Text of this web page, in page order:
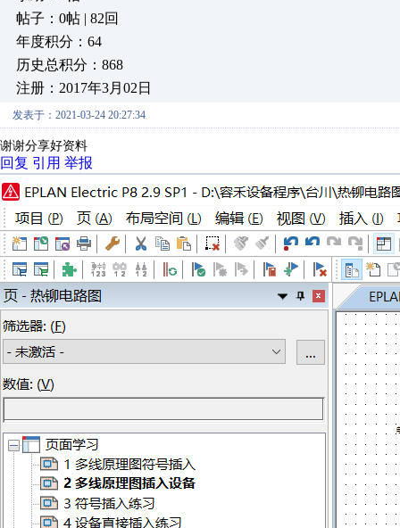
帖子：0帖 | 82回
年度积分：64
历史总积分：868
注册：2017年3月02日
发表于：2021-03-24 20:27:34
谢谢分享好资料
回复 引用 举报